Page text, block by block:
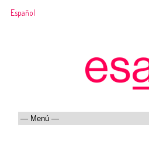
Español